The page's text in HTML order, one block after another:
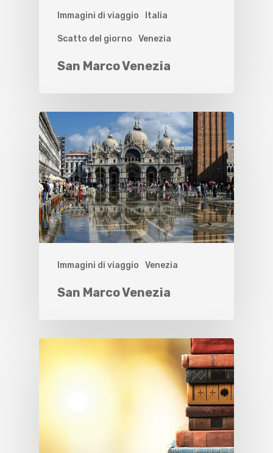
Immagini di viaggio Italia
Scatto del giorno Venezia
San Marco Venezia
Immagini di viaggio Venezia
San Marco Venezia